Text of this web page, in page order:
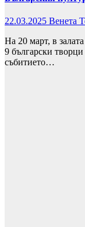
22.03.2025 Венета
На 20 март, в
9 български творци
събитието…